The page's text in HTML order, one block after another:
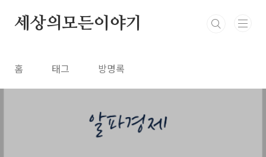
세상의모든이야기
홈 태그 방명록